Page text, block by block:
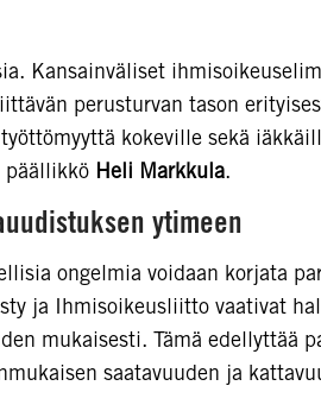
Kansainväliset
perusturvan tason
kokeville sekä
päällikkö Heli Markkula.
ytimeen
ongelmia voidaan korjata
ja Ihmisoikeusliitto vaativat
mukaisesti. Tämä edellyttää
saatavuuden ja